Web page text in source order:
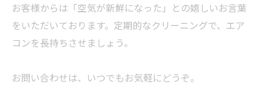
お客様からは「空気が新鮮になった」との嬉しいお言葉
をいただいております。定期的なクリーニングで、エア
コンを長持ちさせましょう。
お問い合わせは、いつでもお気軽にどうぞ。